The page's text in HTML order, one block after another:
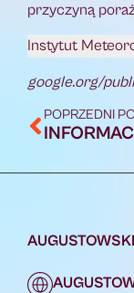
przyczyną
Instytut
google.org/
POPRZEDNI